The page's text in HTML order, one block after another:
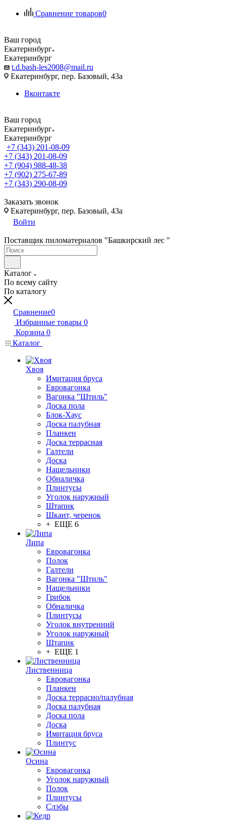
Сравнение товаров0
Ваш город
Екатеринбург
Екатеринбург
t.d.bash-les2008@mail.ru
Екатеринбург, пер. Базовый, 43а
Вконтакте
Ваш город
Екатеринбург
Екатеринбург
+7 (343) 201-08-09
+7 (343) 201-08-09
+7 (904) 988-48-38
+7 (902) 275-67-89
+7 (343) 290-08-09
Заказать звонок
Екатеринбург, пер. Базовый, 43а
Войти
Поставщик пиломатериалов "Башкирский лес "
Каталог
По всему сайту
По каталогу
Сравнение0
Избранные товары 0
Корзина 0
Каталог
Хвоя
Имитация бруса
Евровагонка
Вагонка "Штиль"
Доска пола
Блок-Хаус
Доска палубная
Планкен
Доска террасная
Галтели
Доска
Нащельники
Обналичка
Плинтусы
Уголок наружный
Штапик
Шкант, черенок
+ ЕЩЕ 6
Липа
Евровагонка
Полок
Галтели
Вагонка "Штиль"
Нащельники
Грибок
Обналичка
Плинтусы
Уголок внутренний
Уголок наружный
Штапик
+ ЕЩЕ 1
Лиственница
Евровагонка
Планкен
Доска террасно/палубная
Доска палубная
Доска пола
Доска
Имитация бруса
Плинтус
Осина
Евровагонка
Уголок наружный
Полок
Плинтусы
Слэбы